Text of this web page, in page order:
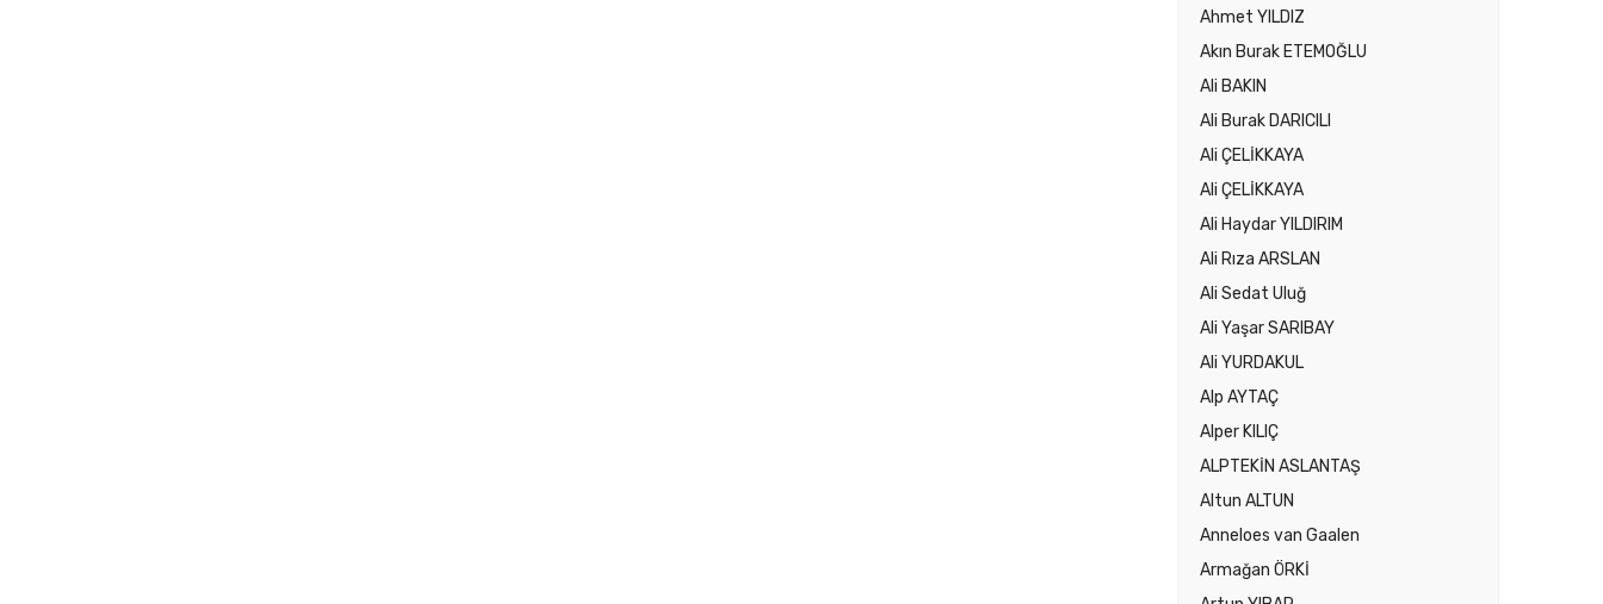
Ahmet YILDIZ
Akın Burak ETEMOĞLU
Ali BAKIN
Ali Burak DARICILI
Ali ÇELİKKAYA
Ali ÇELİKKAYA
Ali Haydar YILDIRIM
Ali Rıza ARSLAN
Ali Sedat Uluğ
Ali Yaşar SARIBAY
Ali YURDAKUL
Alp AYTAÇ
Alper KILIÇ
ALPTEKİN ASLANTAŞ
Altun ALTUN
Anneloes van Gaalen
Armağan ÖRKİ